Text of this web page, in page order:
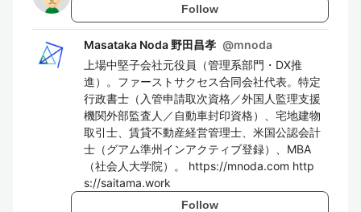
Follow
Masataka Noda 野田昌孝 @mnoda
上場中堅子会社元役員（管理系部門・DX推
進）。ファーストサクセス合同会社代表。特定
行政書士（入管申請取次資格／外国人監理支援
機関外部監査人／自動車封印資格）、宅地建物
取引士、賃貸不動産経営管理士、米国公認会計
士（グアム準州インアクティブ登録）、MBA
（社会人大学院）。 https://mnoda.com http
s://saitama.work
Follow